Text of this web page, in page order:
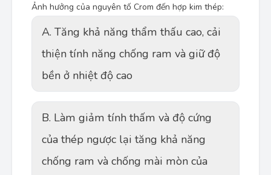
Ảnh hưởng của nguyên tố Crom đến hợp kim thép:
A. Tăng khả năng thẩm thấu cao, cải
thiện tính năng chống ram và giữ độ
bền ở nhiệt độ cao
B. Làm giảm tính thấm và độ cứng
của thép ngược lại tăng khả năng
chống ram và chống mài mòn của